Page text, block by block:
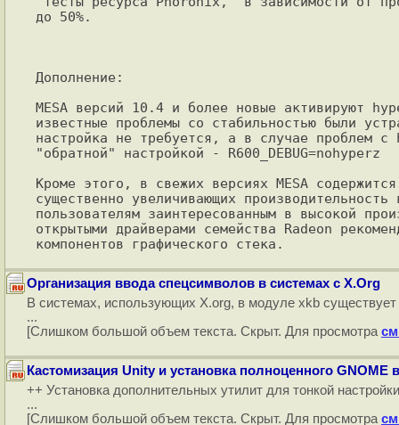
до 50%.
Дополнение:
MESA версий 10.4 и более новые активируют
известные проблемы со стабильностью были
настройка не требуется, а в случае проблем с
"обратной" настройкой - R600_DEBUG=nohyperz
Кроме этого, в свежих версиях MESA
существенно увеличивающих
пользователям заинтересованным в высокой
открытыми драйверами семейства Radeon
Организация ввода спецсимволов в системах с X.Org
В системах, использующих X.org, в модуле xkb
...
[Слишком большой объем текста. Скрыт. Для просмотра
Кастомизация Unity и установка полноценного GNOME
++ Установка дополнительных утилит для тонкой
...
[Слишком большой объем текста. Скрыт. Для просмотра